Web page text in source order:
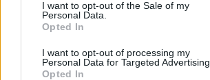
I want to opt-out of the Sale of my
Personal Data.
Opted In
I want to opt-out of processing my
Personal Data for Targeted Advertising.
Opted In